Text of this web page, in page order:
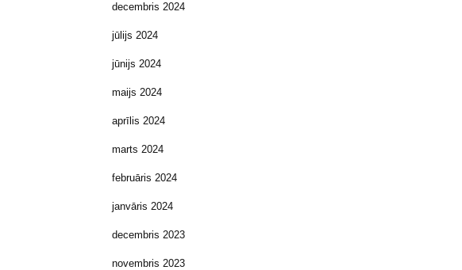
decembris 2024
jūlijs 2024
jūnijs 2024
maijs 2024
aprīlis 2024
marts 2024
februāris 2024
janvāris 2024
decembris 2023
novembris 2023